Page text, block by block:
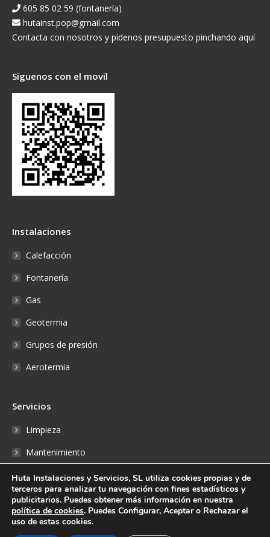
605 85 02 59 (fontanería)
hutainst.pop@gmail.com
Contacta con nosotros y pídenos presupuesto pinchando aquí
Siguenos con el movil
Instalaciones
Calefacción
Fontanería
Gas
Geotermia
Grupos de presión
Aerotermia
Servicios
Limpieza
Mantenimiento
Reparaciones
Fontanería
Reserva online
Huta Instalaciones y Servicios, SL utiliza cookies propias y de
terceros para analizar tu navegación con fines estadísticos y
publicitarios. Puedes obtener más información en nuestra
política de cookies. Puedes Configurar, Aceptar o Rechazar el
uso de estas cookies.